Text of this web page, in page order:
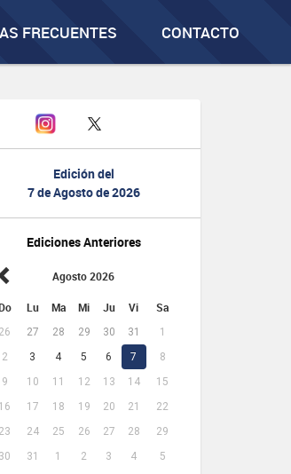
FRECUENTES CONTACTO
Edición del
7 de Agosto de 2026
Ediciones Anteriores
Agosto 2026
Lu Ma Mi Ju Vi Sa
26 27 28 29 30 31
1
2
3 4 5 6 7
8
9
10 11 12 13 14
15
16
17 18 19 20 21
22
23
24 25 26 27 28
29
30
31 1 2 3 4 5